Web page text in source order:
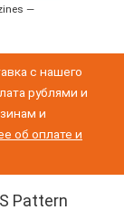
—
с нашего
рублями и
и
об оплате и
Pattern